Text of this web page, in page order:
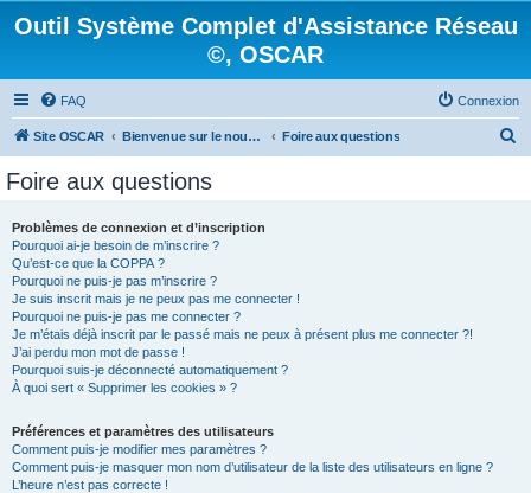
Outil Système Complet d'Assistance Réseau
©, OSCAR
FAQ Connexion
Site OSCAR Bienvenue sur le nouveau forum OSCAR Foire aux questions
Foire aux questions
Problèmes de connexion et d’inscription
Pourquoi ai-je besoin de m’inscrire ?
Qu’est-ce que la COPPA ?
Pourquoi ne puis-je pas m’inscrire ?
Je suis inscrit mais je ne peux pas me connecter !
Pourquoi ne puis-je pas me connecter ?
Je m’étais déjà inscrit par le passé mais ne peux à présent plus me connecter ?!
J’ai perdu mon mot de passe !
Pourquoi suis-je déconnecté automatiquement ?
À quoi sert « Supprimer les cookies » ?
Préférences et paramètres des utilisateurs
Comment puis-je modifier mes paramètres ?
Comment puis-je masquer mon nom d’utilisateur de la liste des utilisateurs en ligne ?
L’heure n’est pas correcte !